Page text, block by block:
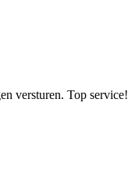
versturen. Top service!